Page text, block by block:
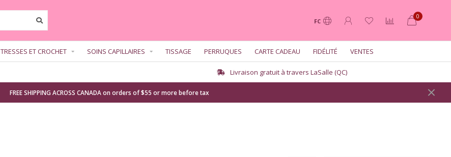
FC
0
TRESSES ET CROCHET SOINS CAPILLAIRES TISSAGE PERRUQUES CARTE CADEAU FIDÉLITÉ VENTES
Livraison gratuit à travers LaSalle (QC)
FREE SHIPPING ACROSS CANADA on orders of $55 or more before tax